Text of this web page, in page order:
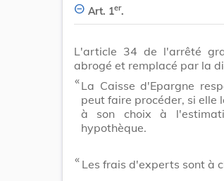
Art. 1er.
L'article 34 de l'arrêté
abrogé et remplacé par la
​ «La Caisse d'Epargne
peut faire procéder, si elle
à son choix à
hypothèque.
​ « Les frais d'experts sont à